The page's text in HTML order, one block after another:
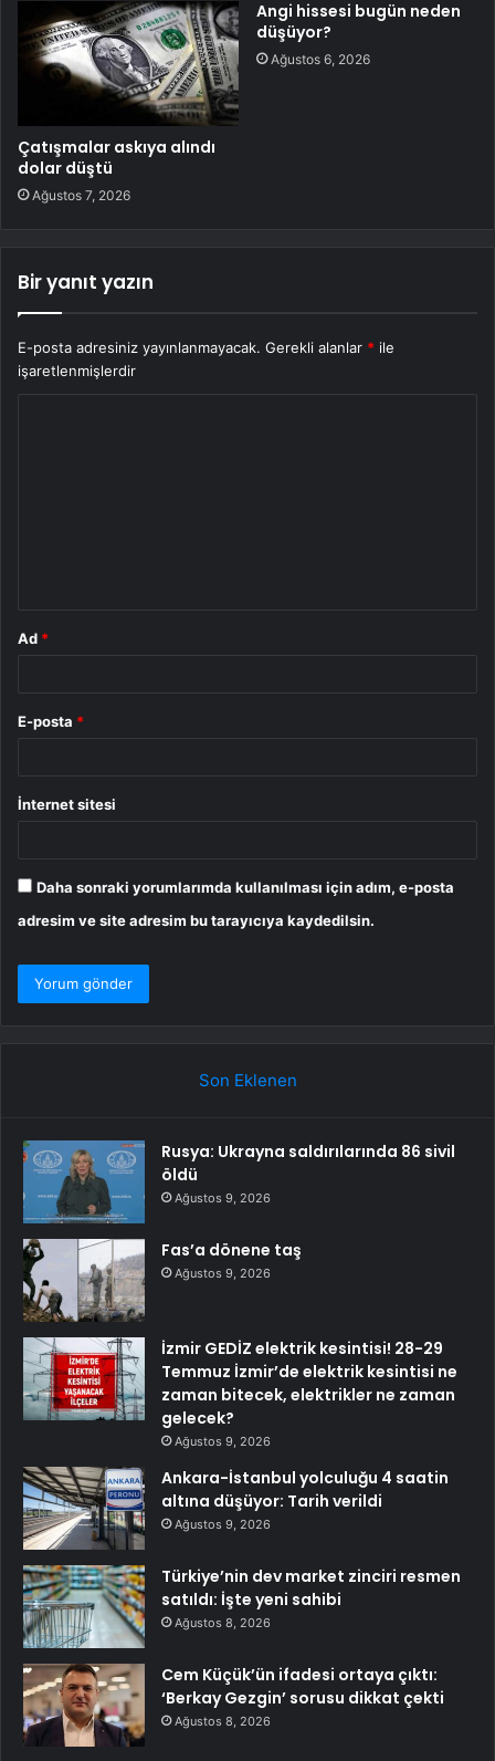
Çatışmalar askıya alındı
dolar düştü
Ağustos 7, 2026
Angi hissesi bugün neden
düşüyor?
Ağustos 6, 2026
Bir yanıt yazın
E-posta adresiniz yayınlanmayacak. Gerekli alanlar * ile
işaretlenmişlerdir
Ad *
E-posta *
İnternet sitesi
Daha sonraki yorumlarımda kullanılması için adım, e-posta
adresim ve site adresim bu tarayıcıya kaydedilsin.
Son Eklenen
Rusya: Ukrayna saldırılarında 86 sivil
öldü
Ağustos 9, 2026
Fas’a dönene taş
Ağustos 9, 2026
İzmir GEDİZ elektrik kesintisi! 28-29
Temmuz İzmir’de elektrik kesintisi ne
zaman bitecek, elektrikler ne zaman
gelecek?
Ağustos 9, 2026
Ankara-İstanbul yolculuğu 4 saatin
altına düşüyor: Tarih verildi
Ağustos 9, 2026
Türkiye’nin dev market zinciri resmen
satıldı: İşte yeni sahibi
Ağustos 8, 2026
Cem Küçük’ün ifadesi ortaya çıktı:
‘Berkay Gezgin’ sorusu dikkat çekti
Ağustos 8, 2026